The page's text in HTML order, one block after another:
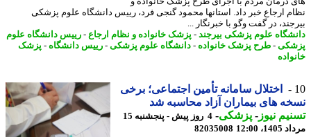
ارجاع خبر داد. استانها محمود گنجی فرد، رییس دانشگاه علوم پزشکی
در گفت وگو با خبرنگار ...
علوم پزشکی بیرجند-پزشک خانواده و نظام ارجاع -رییس دانشگاه علوم
-طرح پزشک خانواده- دانشگاه علوم پزشکی-رییس دانشگاه-پزشک
اختلال سامانه تأمین اجتماعی؛ برخی
های بیماران آزاد محاسبه شد
نیوز-پزشکی-
4 روز پیش - پنجشنبه 15
12:00
82035008